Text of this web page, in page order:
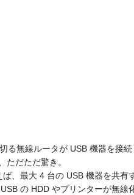
る無線ルータが USB 機器を接
ただただ驚き。
ば、最大 4 台の USB 機器を共
の HDD やプリンターが無線